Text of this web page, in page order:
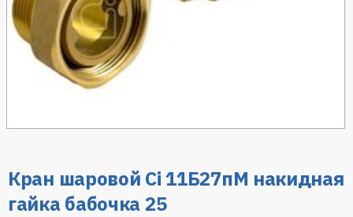
Кран шаровой Ci 11Б27пМ накидная
гайка бабочка 25